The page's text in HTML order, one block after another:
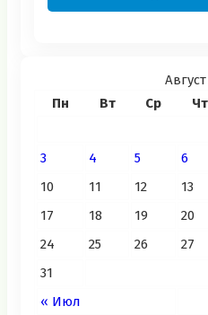
Пн
Вт Ср Чт
« Июл
3
4 5 6
10
11 12 13
17
18 19 20
24
25 26 27
31